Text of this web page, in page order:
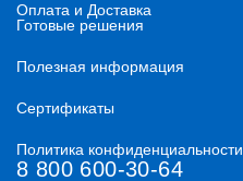
Оплата и Доставка
Готовые решения
Полезная информация
Сертификаты
Политика конфиденциальности
8 800 600-30-64